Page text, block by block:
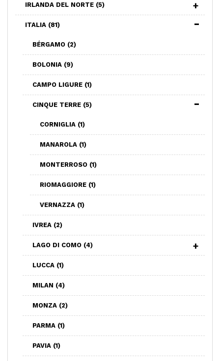
IRLANDA DEL NORTE (5)
ITALIA (81)
BÉRGAMO (2)
BOLONIA (9)
CAMPO LIGURE (1)
CINQUE TERRE (5)
CORNIGLIA (1)
MANAROLA (1)
MONTERROSO (1)
RIOMAGGIORE (1)
VERNAZZA (1)
IVREA (2)
LAGO DI COMO (4)
LUCCA (1)
MILAN (4)
MONZA (2)
PARMA (1)
PAVIA (1)